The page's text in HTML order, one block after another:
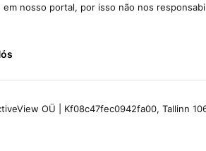
nosso portal, por isso não nos
OÜ | Kf08c47fec0942fa00, Tallinn